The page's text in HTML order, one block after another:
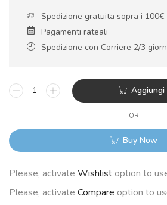
Spedizione gratuita sopra i 100€
Pagamenti rateali
Spedizione con Corriere 2/3
OR
Buy Now
Please, activate Wishlistoption to
Please, activate Compare option to